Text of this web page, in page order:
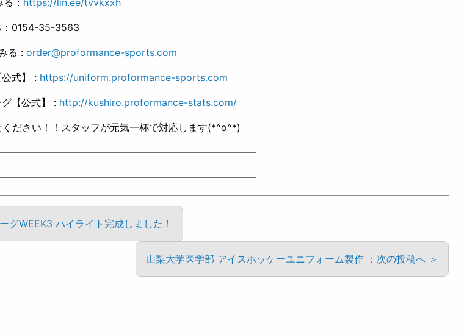
： https://lin.ee/tvvkxxh
：0154-35-3563
る : order@proformance-sports.com
式】 : https://uniform.proformance-sports.com
【公式】 : http://kushiro.proformance-stats.com/
ださい！！スタッフが元気一杯で対応します(*^o^*)
グWEEK3 ハイライト完成しました！
山梨大学医学部 アイスホッケーユニフォーム製作 ：次の投稿へ ＞